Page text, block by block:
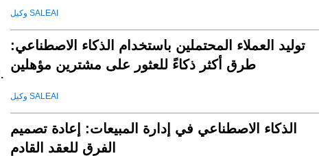
محاكاة سيناريوهات متعددة لفهم كيفية تأثير التغييرات في استراتيجية المبيعات أو ظروف السوق على الإيرادات.
وكيل SALEAI
توليد العملاء المحتملين باستخدام الذكاء الاصطناعي:
طرق أكثر ذكاءً للعثور على مشترين مؤهلين
وكيل SALEAI
الذكاء الاصطناعي في إدارة المبيعات: إعادة تصميم
الفرق للعقد القادم